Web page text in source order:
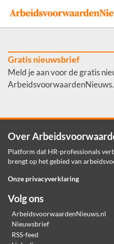
Events
Adverteren
Werkgevers
Contact
Gratis nieuwsbrief
Meld je aan voor de gratis
Over
Platform dat HR-professionals
brengt op het gebied van
Onze privacyverklaring
Volg ons
ArbeidsvoorwaardenNieuws.nl
Nieuwsbrief
RSS-feed